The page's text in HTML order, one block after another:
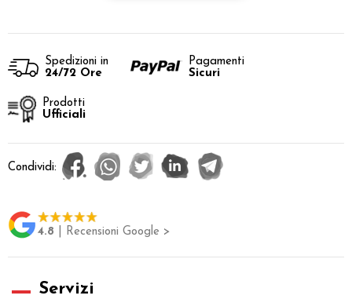
Spedizioni in
24/72 Ore
Pagamenti
Sicuri
Prodotti
Ufficiali
Condividi:
4.8 | Recensioni Google >
Servizi